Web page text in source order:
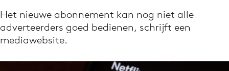
Volg het laatste nieuws via de Adformatie
Nieuws app
Het nieuwe abonnement kan nog niet alle
adverteerders goed bedienen, schrijft een
mediawebsite.